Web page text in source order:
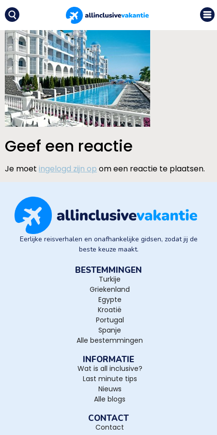
Geef een reactie
Je moet ingelogd zijn op om een reactie te plaatsen.
Eerlijke reisverhalen en onafhankelijke gidsen, zodat jij de
beste keuze maakt.
BESTEMMINGEN
Turkije
Griekenland
Egypte
Kroatië
Portugal
Spanje
Alle bestemmingen
INFORMATIE
Wat is all inclusive?
Last minute tips
Nieuws
Alle blogs
CONTACT
Contact